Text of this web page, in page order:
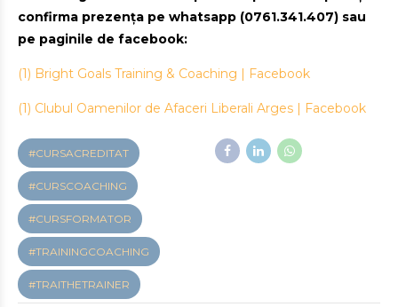
confirma prezența pe whatsapp (0761.341.407) sau
pe paginile de facebook:
(1) Bright Goals Training & Coaching | Facebook
(1) Clubul Oamenilor de Afaceri Liberali Arges | Facebook
#CURSACREDITAT
#CURSCOACHING
#CURSFORMATOR
#TRAININGCOACHING
#TRAITHETRAINER